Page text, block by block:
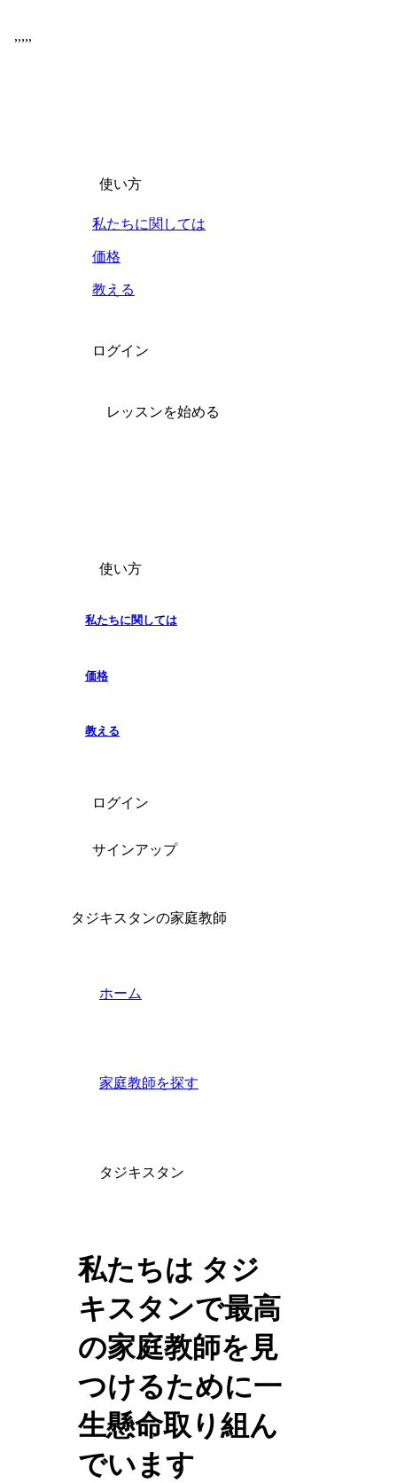
,,,,,
使い方
私たちに関しては
価格
教える
ログイン
レッスンを始める
使い方
私たちに関しては
価格
教える
ログイン
サインアップ
タジキスタンの家庭教師
ホーム
家庭教師を探す
タジキスタン
私たちは タジ
キスタンで最高
の家庭教師を見
つけるために一
生懸命取り組ん
でいます